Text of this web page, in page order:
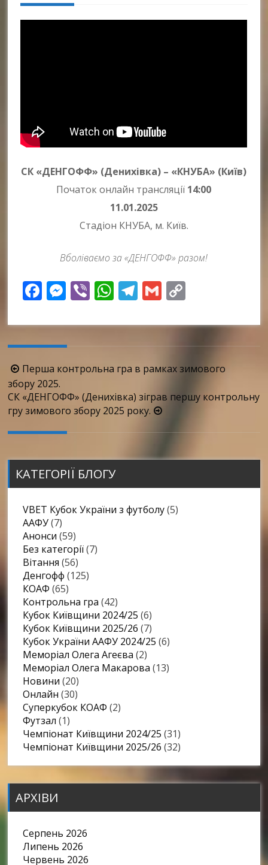
СК «ДЕНГОФФ» (Денихівка) – «КНУБА» (Київ)
Початок онлайн трансляції 14:00
11.01.2025
Стадіон КНУБА, м. Київ.
Вболіваємо за «ДЕНГОФФ» разом!
Facebook
Messenger
ViberWhatsApp
Telegram
Gmail
Навігація
по
запису
Перша контрольна гра в рамках зимового
збору 2025.
СК «ДЕНГОФФ» (Денихівка) зіграв першу контрольну
гру зимового збору 2025 року.
КАТЕГОРІЇ БЛОГУ
VBET Кубок України з футболу(5)
ААФУ(7)
Анонси (59)
Без категорії(7)
Вітання (56)
Денгофф (125)
КОАФ (65)
Контрольна гра (42)
Кубок Київщини 2024/25 (6)
Кубок Київщини 2025/26 (7)
Кубок України ААФУ 2024/25 (6)
Меморіал Олега Агеєва (2)
Меморіал Олега Макарова (13)
Новини (20)
Онлайн (30)
Суперкубок КОАФ (2)
Футзал (1)
Чемпіонат Київщини 2024/25 (31)
Чемпіонат Київщини 2025/26 (32)
АРХІВИ
Серпень 2026
Липень 2026
Червень 2026